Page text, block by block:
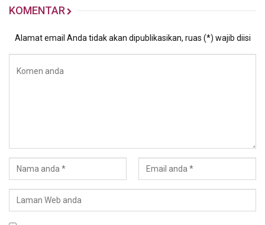
KOMENTAR
Alamat email Anda tidak akan dipublikasikan, ruas (*) wajib diisi